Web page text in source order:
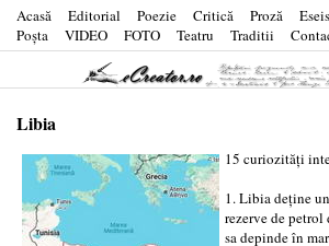
Acasă Editorial Poezie Critică Proză
Poşta
VIDEO FOTO Teatru Traditii
Libia
15 curiozități
1. Libia deține
rezerve de
sa depinde în